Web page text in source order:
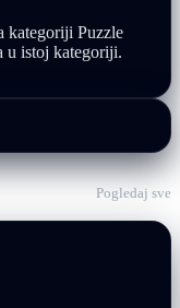
kategoriji Puzzle
u istoj kategoriji.
Pogledaj sve